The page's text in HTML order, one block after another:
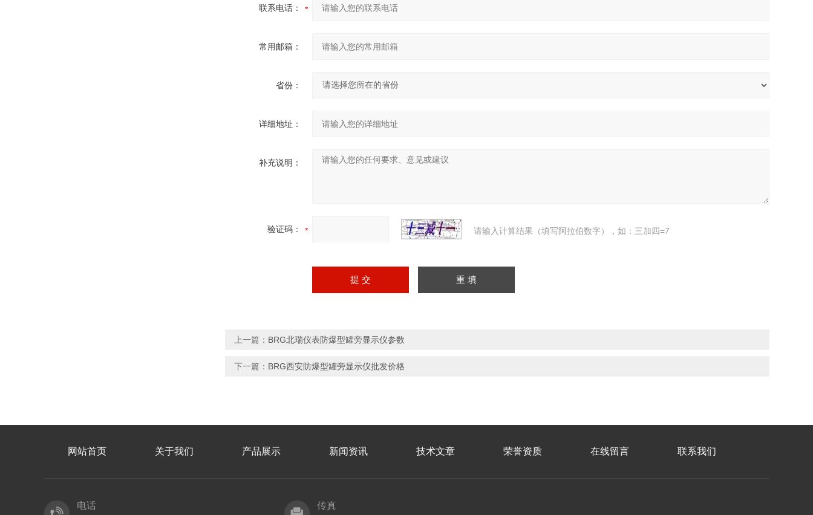
联系电话：
常用邮箱：
省份：
详细地址：
补充说明：
验证码： 请输入计算结果（填写阿拉伯数字），如：三加四=7
上一篇： BRG北瑞仪表防爆型罐旁显示仪参数
下一篇： BRG西安防爆型罐旁显示仪批发价格
网站首页 关于我们 产品展示 新闻资讯 技术文章 荣誉资质 在线留言 联系我们
电话 传真